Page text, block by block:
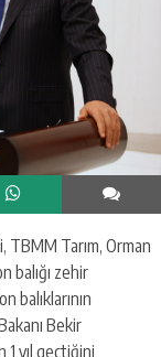
Tarım, Orman
balığı zehir
balıklarının
Bekir
1 yıl geçtiğini